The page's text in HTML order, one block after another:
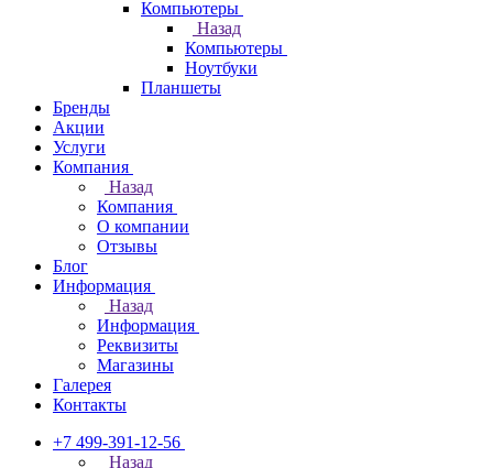
Компьютеры
Назад
Компьютеры
Ноутбуки
Планшеты
Бренды
Акции
Услуги
Компания
Назад
Компания
О компании
Отзывы
Блог
Информация
Назад
Информация
Реквизиты
Магазины
Галерея
Контакты
+7 499-391-12-56
Назад